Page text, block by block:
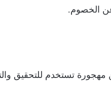
الخصوم.
مهجورة تستخدم للتحقيق